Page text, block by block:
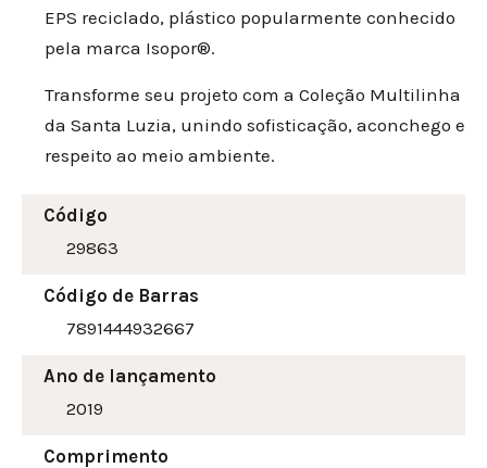
EPS reciclado, plástico popularmente conhecido
pela marca Isopor®.
Transforme seu projeto com a Coleção Multilinha
da Santa Luzia, unindo sofisticação, aconchego e
respeito ao meio ambiente.
Código
29863
Código de Barras
7891444932667
Ano de lançamento
2019
Comprimento